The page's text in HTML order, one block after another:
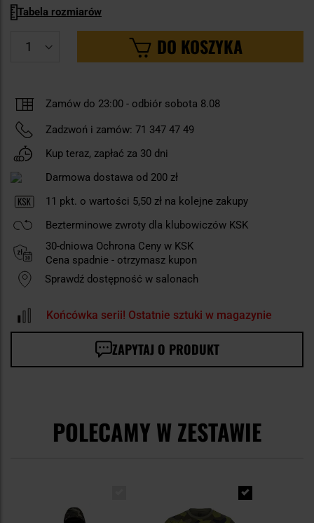
Tabela rozmiarów
DO KOSZYKA
Zamów do 23:00 - odbiór sobota 8.08
Zadzwoń i zamów: 71 347 47 49
Kup teraz, zapłać za 30 dni
Darmowa dostawa od 200 zł
11 pkt. o wartości 5,50 zł na kolejne zakupy
Bezterminowe zwroty dla klubowiczów KSK
30-dniowa Ochrona Ceny w KSK
Cena spadnie - otrzymasz kupon
Sprawdź dostępność w salonach
Końcówka serii! Ostatnie sztuki w magazynie
ZAPYTAJ O PRODUKT
POLECAMY W ZESTAWIE